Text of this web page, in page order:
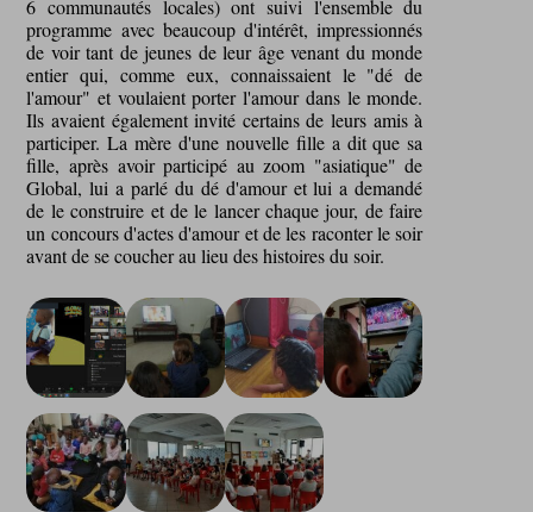
6 communautés locales) ont suivi l'ensemble du
programme avec beaucoup d'intérêt, impressionnés
de voir tant de jeunes de leur âge venant du monde
entier qui, comme eux, connaissaient le "dé de
l'amour" et voulaient porter l'amour dans le monde.
Ils avaient également invité certains de leurs amis à
participer. La mère d'une nouvelle fille a dit que sa
fille, après avoir participé au zoom "asiatique" de
Global, lui a parlé du dé d'amour et lui a demandé
de le construire et de le lancer chaque jour, de faire
un concours d'actes d'amour et de les raconter le soir
avant de se coucher au lieu des histoires du soir.